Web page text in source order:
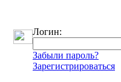
Логин:
Забыли пароль?
Зарегистрироваться